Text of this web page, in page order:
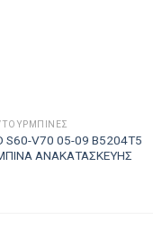
ΤΟΥΡΜΠΊΝΕΣ
S60-V70 05-09 B5204T5
ΑΝΑΚΑΤΑΣΚΕΥΗΣ